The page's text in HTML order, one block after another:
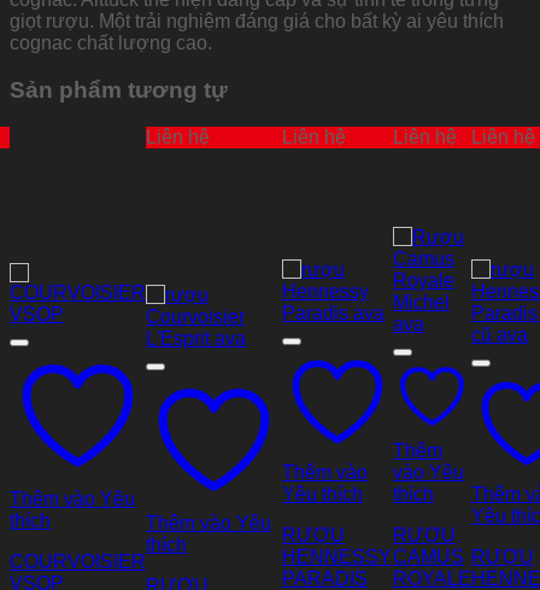
giọt rượu. Một trải nghiệm đáng giá cho bất kỳ ai yêu thích
cognac chất lượng cao.
Sản phẩm tương tự
Thêm vào Yêu
thích
COURVOISIER
VSOP
Liên hệ
Thêm vào Yêu
thích
RƯỢU
Liên hệ
Thêm vào
Yêu thích
RƯỢU
HENNESSY
PARADIS
Liên hệ
Thêm
vào Yêu
thích
RƯỢU
CAMUS
ROYALE
Liên hệ
Thêm
Yêu
RƯỢU